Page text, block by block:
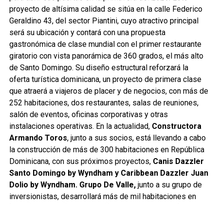
proyecto de altísima calidad se sitúa en la calle Federico
Geraldino 43, del sector Piantini, cuyo atractivo principal
será su ubicación y contará con una propuesta
gastronómica de clase mundial con el primer restaurante
giratorio con vista panorámica de 360 grados, el más alto
de Santo Domingo. Su diseño estructural reforzará la
oferta turística dominicana, un proyecto de primera clase
que atraerá a viajeros de placer y de negocios, con más de
252 habitaciones, dos restaurantes, salas de reuniones,
salón de eventos, oficinas corporativas y otras
instalaciones operativas. En la actualidad, Constructora
Armando Toros, junto a sus socios, está llevando a cabo
la construcción de más de 300 habitaciones en República
Dominicana, con sus próximos proyectos, Canis Dazzler
Santo Domingo by Wyndham y Caribbean Dazzler Juan
Dolio by Wyndham. Grupo De Valle,junto a su grupo de
inversionistas, desarrollará más de mil habitaciones en